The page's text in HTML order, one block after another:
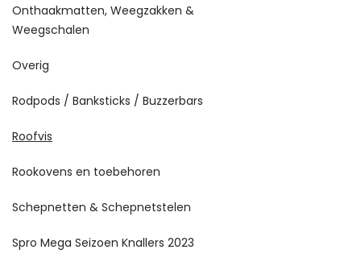
Onthaakmatten, Weegzakken &
Weegschalen
Overig
Rodpods / Banksticks / Buzzerbars
Roofvis
Rookovens en toebehoren
Schepnetten & Schepnetstelen
Spro Mega Seizoen Knallers 2023